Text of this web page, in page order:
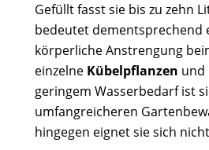
Gefüllt fasst sie bis zu zehn
bedeutet dementsprechend
körperliche Anstrengung
einzelne Kübelpflanzen und
geringem Wasserbedarf ist
umfangreicheren
hingegen eignet sie sich